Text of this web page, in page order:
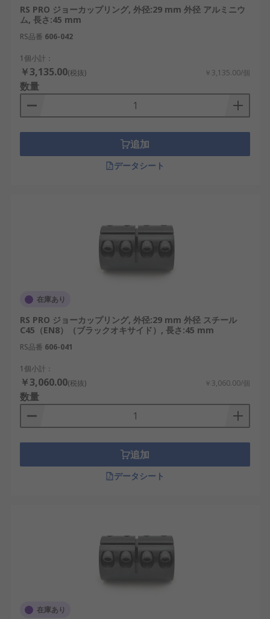
縮や曲げによって軸ずれを吸収します。バッ
クラッシが少なく、エンコーダや高精度な位
置決め機構に適しています。
ビームカップリング
リットを設け、切削部の弾性変形によって偏
心や偏角を吸収します。小型モータ、
ーダ、軽負荷の駆動軸に使われます。
タイヤカップリング：ゴム製のタイヤ状エレ
メントを介してトルクを伝え、大きな偏心や
振動を吸収します。ポンプ、コンプレッサ、
搬送設備などの中・大型機械に適していま
フレキシブルカップリングを選定する際は、軸寸
法、伝達トルク、軸ずれ、回転性能、使用環境を確
mm、10 mm、12 mmなどの軸径に加え、ク
ランプ式、止めねじ式、キー溝付き、テーパ
ロック式などから、取付条件に合う方式を選
びます。
定格トルク：定格トルク、最大トルク、起動
時トルク、衝撃トルク、逆転時トルクなどを
確認し、モータ出力や負荷変動に対して十分
な余裕がある製品を選びます。
許容軸ずれ：平行偏心、偏角、軸方向変位、
複合偏心、取付誤差などに対する許容値を比
較します。許容値を超える軸ずれは、寿命や
ら、位置決め精度や応答性に合う構造を選び
材質と購入条件：アルミニウム、ステンレ
ス、鋼、ポリウレタン、合成ゴムなどを比較
し、温度、耐食性、油、粉じん、真空環境へ
RS PRO ジョーカップリング, 外径:29 mm 外径 アルミニウ
ム, 長さ:45 mm
RS品番 606-042
1個小計：
￥3,135.00(税抜) ￥3,135.00/個
数量
追加
データシート
在庫あり
RS PRO ジョーカップリング, 外径:29 mm 外径 スチール
C45（EN8）（ブラックオキサイド）, 長さ:45 mm
RS品番 606-041
1個小計：
￥3,060.00(税抜) ￥3,060.00/個
数量
追加
データシート
在庫あり